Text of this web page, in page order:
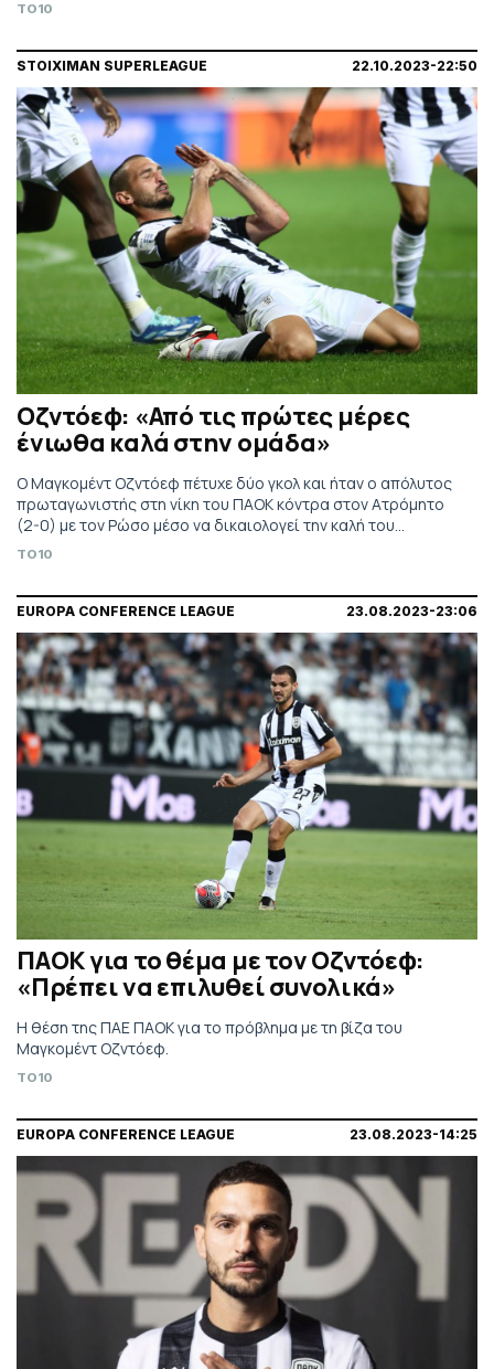
TO10
STOIXIMAN SUPERLEAGUE 22.10.2023-22:50
Οζντόεφ: «Από τις πρώτες μέρες
ένιωθα καλά στην ομάδα»
Ο Μαγκομέντ Οζντόεφ πέτυχε δύο γκολ και ήταν ο απόλυτος
πρωταγωνιστής στη νίκη του ΠΑΟΚ κόντρα στον Ατρόμητο
(2-0) με τον Ρώσο μέσο να δικαιολογεί την καλή του
εμφάνιση από το κλίμα που επικρατούσε στην ομάδα την
TO10
EUROPA CONFERENCE LEAGUE 23.08.2023-23:06
ΠΑΟΚ για το θέμα με τον Οζντόεφ:
«Πρέπει να επιλυθεί συνολικά»
Η θέση της ΠΑΕ ΠΑΟΚ για το πρόβλημα με τη βίζα του
Μαγκομέντ Οζντόεφ.
TO10
EUROPA CONFERENCE LEAGUE 23.08.2023-14:25